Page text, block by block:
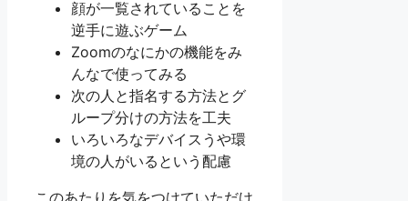
顔が一覧されていることを
逆手に遊ぶゲーム
Zoomのなにかの機能をみ
んなで使ってみる
次の人と指名する方法とグ
ループ分けの方法を工夫
いろいろなデバイスうや環
境の人がいるという配慮